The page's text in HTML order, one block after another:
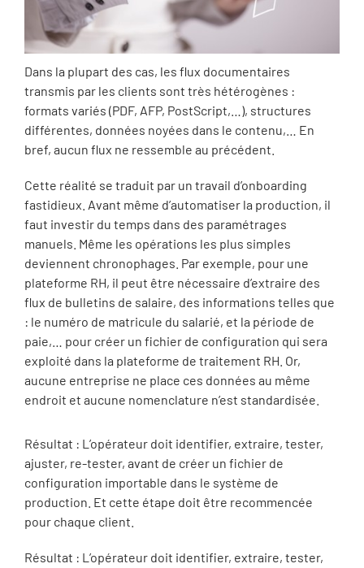
Dans la plupart des cas, les flux documentaires
transmis par les clients sont très hétérogènes :
formats variés (PDF, AFP, PostScript,…), structures
différentes, données noyées dans le contenu,… En
bref, aucun flux ne ressemble au précédent.
Cette réalité se traduit par un travail d’onboarding
fastidieux. Avant même d’automatiser la production, il
faut investir du temps dans des paramétrages
manuels. Même les opérations les plus simples
deviennent chronophages. Par exemple, pour une
plateforme RH, il peut être nécessaire d’extraire des
flux de bulletins de salaire, des informations telles que
: le numéro de matricule du salarié, et la période de
paie,… pour créer un fichier de configuration qui sera
exploité dans la plateforme de traitement RH. Or,
aucune entreprise ne place ces données au même
endroit et aucune nomenclature n’est standardisée.
Résultat : L’opérateur doit identifier, extraire, tester,
ajuster, re-tester, avant de créer un fichier de
configuration importable dans le système de
production. Et cette étape doit être recommencée
pour chaque client.
Résultat : L’opérateur doit identifier, extraire, tester,